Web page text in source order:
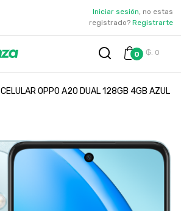
Iniciar sesión, no estas
registrado? Registrarte
0 ₲. 0
CELULAR OPPO A20 DUAL 128GB 4GB AZUL